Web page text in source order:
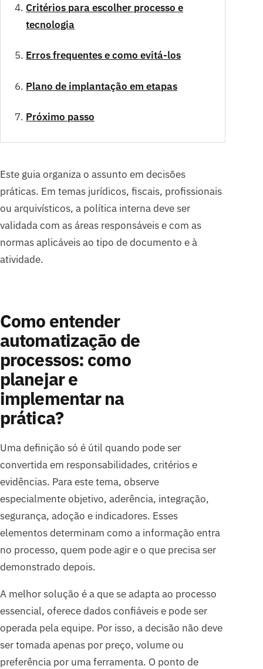
Critérios para escolher processo e
tecnologia
Erros frequentes e como evitá-los
Plano de implantação em etapas
Próximo passo
Este guia organiza o assunto em decisões
práticas. Em temas jurídicos, fiscais, profissionais
ou arquivísticos, a política interna deve ser
validada com as áreas responsáveis e com as
normas aplicáveis ao tipo de documento e à
atividade.
Como entender
automatização de
processos: como
planejar e
implementar na
prática?
Uma definição só é útil quando pode ser
convertida em responsabilidades, critérios e
evidências. Para este tema, observe
especialmente objetivo, aderência, integração,
segurança, adoção e indicadores. Esses
elementos determinam como a informação entra
no processo, quem pode agir e o que precisa ser
demonstrado depois.
A melhor solução é a que se adapta ao processo
essencial, oferece dados confiáveis e pode ser
operada pela equipe. Por isso, a decisão não deve
ser tomada apenas por preço, volume ou
preferência por uma ferramenta. O ponto de